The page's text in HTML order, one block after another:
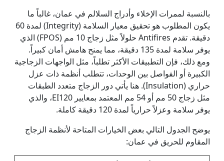
بالنسبة لممرات الإخلاء وأدراج السلالم في عمان، غالباً ما
يكون المطلوب هو تحقيق معيار السلامة (Integrity) لمدة 60
دقيقة. تقدم Antifires حلولاً مثل زجاج 10 مم (FPOS) الذي
يوفر سلامة لمدة 135 دقيقة، مما يمنح هامش أمان كبيراً.
ومع ذلك، فإن التطبيقات الأكثر تطلباً، مثل الواجهات الزجاجية
الكبيرة أو الفواصل بين الوحدات، تتطلب أنظمة ذات عزل
حراري (Insulation). هنا يأتي دور الزجاج متعدد الطبقات
مثل زجاج 50 مم أو 54 مم المعتمد بمعايير EI120، والذي
يوفر سلامة وعزلاً حرارياً لمدة 120 دقيقة كاملة.
يوضح الجدول التالي بعض الخيارات المتاحة لأنظمة الزجاج
المقاوم للحريق في عمان: